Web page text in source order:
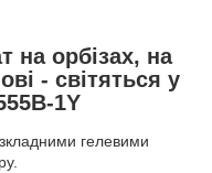
на орбізах, на
- світяться у
1Y
гелевими